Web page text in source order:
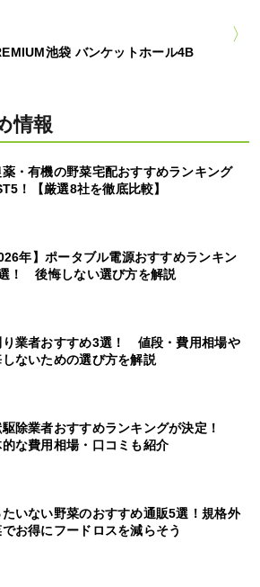
池袋 バンケットホール4B
情報
・有機の野菜宅配おすすめランキング
！【厳選8社を徹底比較】
年】ポータブル電源おすすめランキン
！ 後悔しない選び方を解説
り業者おすすめ3選！ 値段・費用相場や
ないための選び方を解説
駆除業者おすすめランキングが決定！
な費用相場・口コミも紹介
たいない野菜のおすすめ通販5選！規格外
でお得にフードロスを減らそう